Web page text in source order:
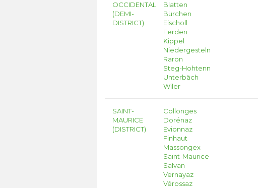
OCCIDENTAL
(DEMI-
DISTRICT)
Blatten
Bürchen
Eischoll
Ferden
Kippel
Niedergesteln
Raron
Steg-Hohtenn
Unterbäch
Wiler
SAINT-
MAURICE
(DISTRICT)
Collonges
Dorénaz
Evionnaz
Finhaut
Massongex
Saint-Maurice
Salvan
Vernayaz
Vérossaz